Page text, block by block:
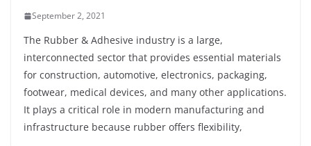
September 2, 2021
The Rubber & Adhesive industry is a large,
interconnected sector that provides essential materials
for construction, automotive, electronics, packaging,
footwear, medical devices, and many other applications.
It plays a critical role in modern manufacturing and
infrastructure because rubber offers flexibility,